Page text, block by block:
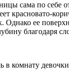
сама по себе
красновато-
Однако ее
благодаря
в комнату девочки